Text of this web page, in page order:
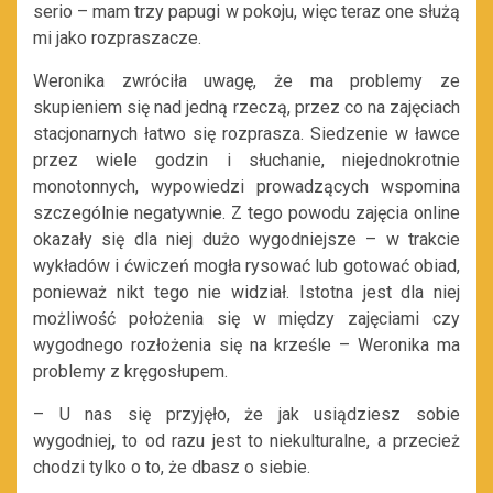
serio – mam trzy papugi w pokoju, więc teraz one służą
mi jako rozpraszacze.
Weronika zwróciła uwagę, że ma problemy ze
skupieniem się nad jedną rzeczą, przez co na zajęciach
stacjonarnych łatwo się rozprasza. Siedzenie w ławce
przez wiele godzin i słuchanie, niejednokrotnie
monotonnych, wypowiedzi prowadzących wspomina
szczególnie negatywnie. Z tego powodu zajęcia online
okazały się dla niej dużo wygodniejsze – w trakcie
wykładów i ćwiczeń mogła rysować lub gotować obiad,
ponieważ nikt tego nie widział. Istotna jest dla niej
możliwość położenia się w między zajęciami czy
wygodnego rozłożenia się na krześle – Weronika ma
problemy z kręgosłupem.
– U nas się przyjęło, że jak usiądziesz sobie
wygodniej, to od razu jest to niekulturalne, a przecież
chodzi tylko o to, że dbasz o siebie.